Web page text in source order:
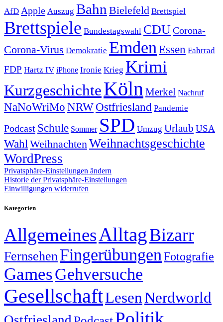
AfD Apple Auszug Bahn Bielefeld Brettspiel
Brettspiele Bundestagswahl CDUCorona-
Corona-Virus Demokratie Emden Essen Fahrrad
FDP Hartz IV iPhone Ironie Krieg Krimi
KurzgeschichteKöln Merkel Nachruf
NaNoWriMo NRWOstfriesland Pandemie
Podcast Schule Sommer SPD Umzug Urlaub USA
Wahl Weihnachten Weihnachtsgeschichte
WordPress
Privatsphäre-Einstellungen ändern
Historie der Privatsphäre-Einstellungen
Einwilligungen widerrufen
Kategorien
AllgemeinesAlltagBizarr
FernsehenFingerübungen Fotografie
GamesGehversuche
GesellschaftLesen Nerdworld